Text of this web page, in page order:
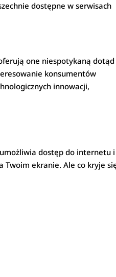
dostępne w serwisach
one niespotykaną dotąd
konsumentów
innowacji,
dostęp do internetu i
Twoim ekranie. Ale co kryje